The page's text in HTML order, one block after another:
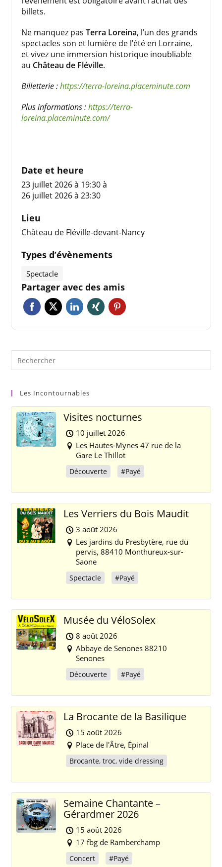
billets.
Ne manquez pasTerra Loreina, l’un des grands
spectacles son et lumière de l’été en Lorraine,
et vivez une immersion historique inoubliable
au Château de Fléville.
Billetterie :https://terra-loreina.placeminute.com
Plus informations :https://terra-
loreina.placeminute.com/
Date et heure
23 juillet 2026 à 19:30à
26 juillet 2026 à 23:30
Lieu
Château de Fléville-devant-Nancy
Types d’évènements
Spectacle
Partager avec des amis
Les Incontournables
Visites nocturnes
10 juillet 2026
Les Hautes-Mynes 47 rue de la
Gare Le Thillot
Découverte #Payé
Les Verriers du Bois Maudit
3 août 2026
Les jardins du Presbytère, rue du
pervis, 88410 Monthureux-sur-
Saone
Spectacle #Payé
Musée du VéloSolex
8 août 2026
Abbaye de Senones 88210
Senones
Découverte #Payé
La Brocante de la Basilique
15 août 2026
Place de l'Âtre, Épinal
Brocante, troc, vide dressing
Semaine Chantante –
Gérardmer 2026
15 août 2026
17 fbg de Ramberchamp
Concert #Payé